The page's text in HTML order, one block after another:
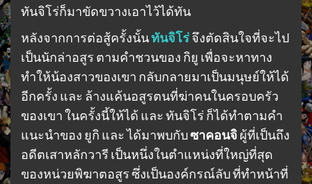
ทันจิโร่ก็มาขัดขวางเอาไว้ได้ทัน
หลังจากการต่อสู้ครั้งนั้นทันจิโร่จึงตัดสินใจที่จะไป
เป็นนักล่าอสูร ตามคำชวนของ กิยู เพื่อจะหาทาง
ทำให้น้องสาวของเขา กลับกลายมาเป็นมนุษย์ให้ได้
อีกครั้ง และ ล้างแค้นอสูรตนที่ฆ่าคนในครอบครัว
ของเขา ในครั้งนี้ให้ได้ และ ทันจิโร่ ก็ได้ทำตามคำ
แนะนำของ ยูกิ และ ได้มาพบกับซาคอนจิ ผู้ที่เป็นถึง
อดีตเสาหลักวารี เป็นหนึ่งในตำแหน่งที่ใหญ่ที่สุด
ของหน่วยพิฆาตอสูร ซึ่งเป็นองค์กรณ์ลับ ที่ทำหน้าที่